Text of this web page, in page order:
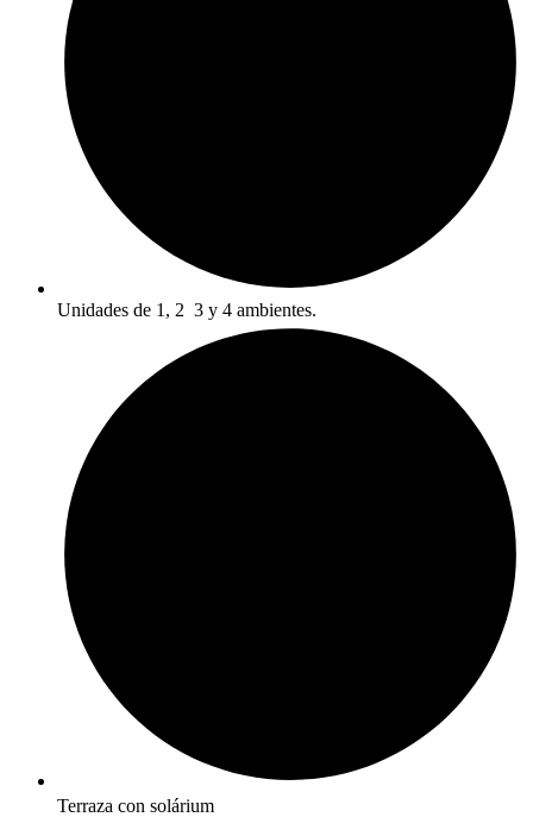
Unidades de 1, 2 3 y 4 ambientes.
Terraza con solárium